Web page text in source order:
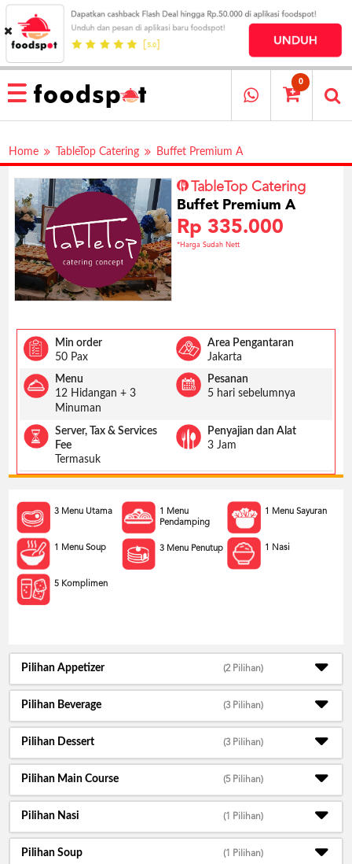
HOME
MENU
RESTAURANT
PESAN
OUR
COMPANY
KATA
MEREKA
KATALOG
LOYALTY
PROGRAM
ABOUT
CATERERS
TERMS
CONDITIONS
CENTER
021
5091
3494
LOGIN
DAFTAR
0
Home TableTop Catering Buffet Premium A
TableTop Catering
Buffet Premium A
Rp 335.000
*Harga Sudah Nett
Min order
50 Pax
Area Pengantaran
Jakarta
Menu
12 Hidangan + 3
Minuman
Pesanan
5 hari sebelumnya
Server, Tax & Services
Fee
Termasuk
Penyajian dan Alat
3 Jam
3 Menu Utama
1 Menu
Pendamping
1 Menu Sayuran
1 Menu Soup 3 Menu Penutup 1 Nasi
5 Komplimen
Pilihan Appetizer (2 Pilihan)
Pilihan Beverage (3 Pilihan)
Pilihan Dessert (3 Pilihan)
Pilihan Main Course (5 Pilihan)
Pilihan Nasi (1 Pilihan)
Pilihan Soup (1 Pilihan)